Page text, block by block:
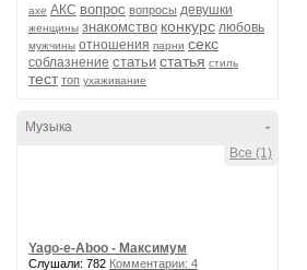
axe АКС вопрос вопросы девушки
женщины знакомство конкурс любовь
мужчины отношения парни секс
соблазнение статьи статья стиль
тест топ ухаживание
-
Музыка
Все (1)
Yago-e-Aboo - Максимум
Слушали: 782 Комментарии: 4